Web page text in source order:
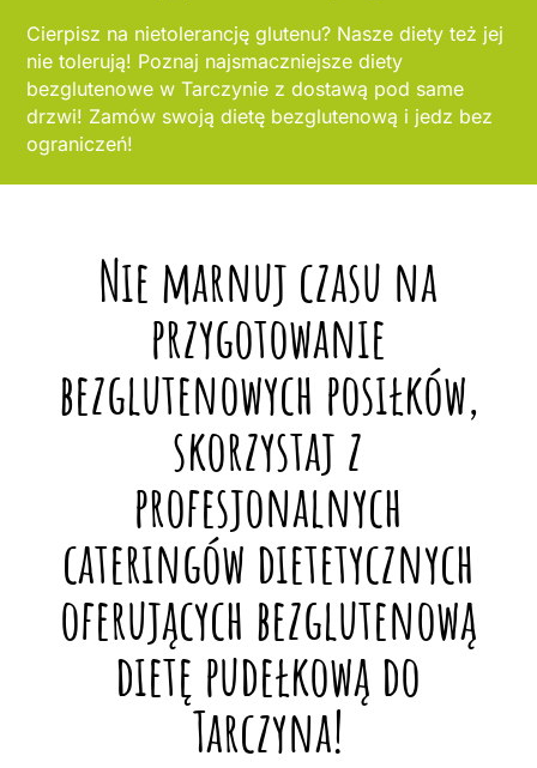
Cierpisz na nietolerancję glutenu? Nasze diety też jej
nie tolerują! Poznaj najsmaczniejsze diety
bezglutenowe w Tarczynie z dostawą pod same
drzwi! Zamów swoją dietę bezglutenową i jedz bez
ograniczeń!
Nie marnuj czasu na
przygotowanie
bezglutenowych posiłków,
skorzystaj z
profesjonalnych
cateringów dietetycznych
oferujących bezglutenową
dietę pudełkową do
Tarczyna!